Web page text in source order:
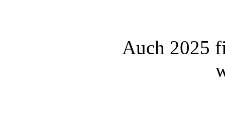
Auch 2025